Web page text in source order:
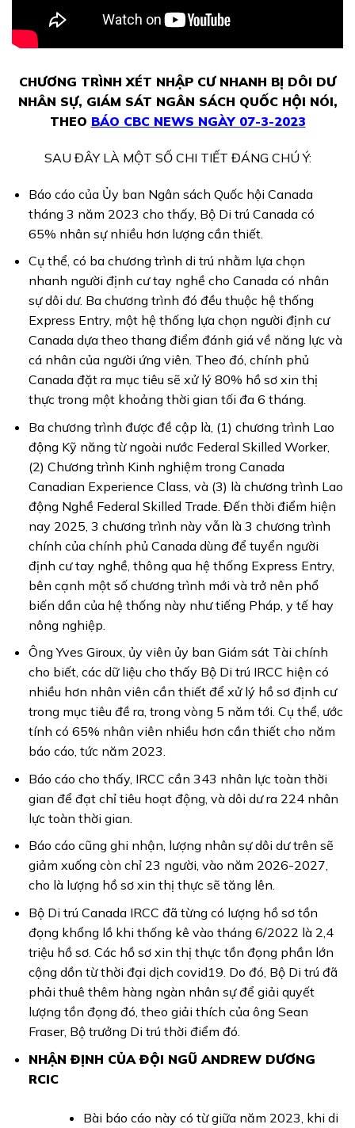
CHƯƠNG TRÌNH XÉT NHẬP CƯ NHANH BỊ DÔI DƯ
NHÂN SỰ, GIÁM SÁT NGÂN SÁCH QUỐC HỘI NÓI,
THEO BÁO CBC NEWS NGÀY 07-3-2023
SAU ĐÂY LÀ MỘT SỐ CHI TIẾT ĐÁNG CHÚ Ý:
Báo cáo của Ủy ban Ngân sách Quốc hội Canada
tháng 3 năm 2023 cho thấy, Bộ Di trú Canada có
65% nhân sự nhiều hơn lượng cần thiết.
Cụ thể, có ba chương trình di trú nhằm lựa chọn
nhanh người định cư tay nghề cho Canada có nhân
sự dôi dư. Ba chương trình đó đều thuộc hệ thống
Express Entry, một hệ thống lựa chọn người định cư
Canada dựa theo thang điểm đánh giá về năng lực và
cá nhân của người ứng viên. Theo đó, chính phủ
Canada đặt ra mục tiêu sẽ xử lý 80% hồ sơ xin thị
thực trong một khoảng thời gian tối đa 6 tháng.
Ba chương trình được đề cập là, (1) chương trình Lao
động Kỹ năng từ ngoài nước Federal Skilled Worker,
(2) Chương trình Kinh nghiệm trong Canada
Canadian Experience Class, và (3) là chương trình Lao
động Nghề Federal Skilled Trade. Đến thời điểm hiện
nay 2025, 3 chương trình này vẫn là 3 chương trình
chính của chính phủ Canada dùng để tuyển người
định cư tay nghề, thông qua hệ thống Express Entry,
bên cạnh một số chương trình mới và trở nên phổ
biến dần của hệ thống này như tiếng Pháp, y tế hay
nông nghiệp.
Ông Yves Giroux, ủy viên ủy ban Giám sát Tài chính
cho biết, các dữ liệu cho thấy Bộ Di trú IRCC hiện có
nhiều hơn nhân viên cần thiết để xử lý hồ sơ định cư
trong mục tiêu đề ra, trong vòng 5 năm tới. Cụ thể, ước
tính có 65% nhân viên nhiều hơn cần thiết cho năm
báo cáo, tức năm 2023.
Báo cáo cho thấy, IRCC cần 343 nhân lực toàn thời
gian để đạt chỉ tiêu hoạt động, và dôi dư ra 224 nhân
lực toàn thời gian.
Báo cáo cũng ghi nhận, lượng nhân sự dôi dư trên sẽ
giảm xuống còn chỉ 23 người, vào năm 2026-2027,
cho là lượng hồ sơ xin thị thực sẽ tăng lên.
Bộ Di trú Canada IRCC đã từng có lượng hồ sơ tồn
đọng khổng lồ khi thống kê vào tháng 6/2022 là 2,4
triệu hồ sơ. Các hồ sơ xin thị thực tồn đọng phần lớn
cộng dồn từ thời đại dịch covid19. Do đó, Bộ Di trú đã
phải thuê thêm hàng ngàn nhân sự để giải quyết
lượng tồn đọng đó, theo giải thích của ông Sean
Fraser, Bộ trưởng Di trú thời điểm đó.
NHẬN ĐỊNH CỦA ĐỘI NGŨ ANDREW DƯƠNG
RCIC
Bài báo cáo này có từ giữa năm 2023, khi di